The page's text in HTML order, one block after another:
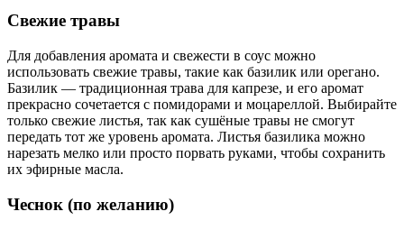
Свежие травы
Для добавления аромата и свежести в соус можно
использовать свежие травы, такие как базилик или орегано.
Базилик — традиционная трава для капрезе, и его аромат
прекрасно сочетается с помидорами и моцареллой. Выбирайте
только свежие листья, так как сушёные травы не смогут
передать тот же уровень аромата. Листья базилика можно
нарезать мелко или просто порвать руками, чтобы сохранить
их эфирные масла.
Чеснок (по желанию)